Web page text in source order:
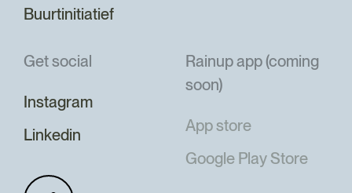
Buurtinitiatief
Get social
Instagram
Linkedin
Rainup app (coming
soon)
App store
Google Play Store